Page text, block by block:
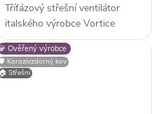
Třífázový střešní ventilátor
italského výrobce Vortice
Torrette TRT 150 E 6P s
horizontálním výfukem vhodný
pro montáž na střechy
Ověřený výrobce
Korozivzdorný kov
Střešní